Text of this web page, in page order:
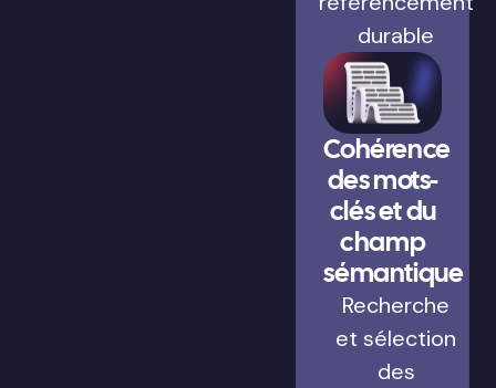
durable
Cohérence
des mots-
clés et du
champ
sémantique
Recherche
et sélection
des